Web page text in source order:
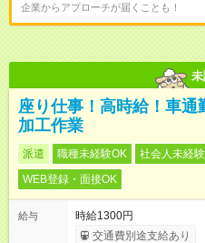
企業からアプローチが届くことも！
座り仕事！高時給！車通
加工作業
派遣 職種未経験OK 社会人未経
WEB登録・面接OK
給与
時給1300円
交通費別途支給あり